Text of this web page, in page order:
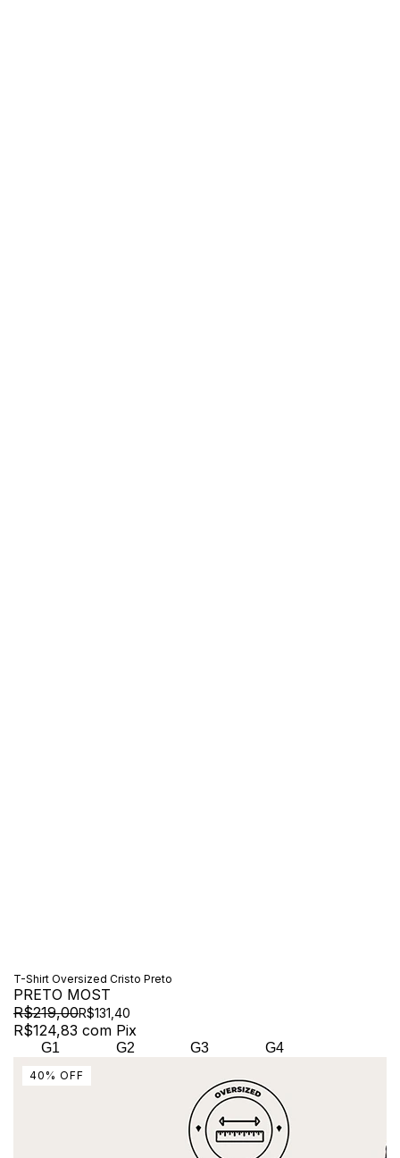
T-Shirt Oversized Cristo Preto
PRETO MOST
R$219,00R$131,40
R$124,83 com Pix
G1 G2 G3 G4
40 % OFF